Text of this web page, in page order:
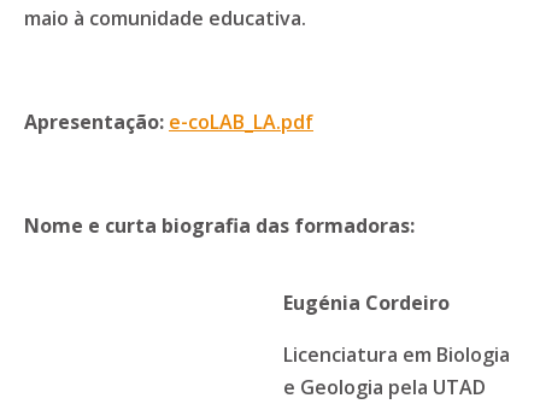
maio à comunidade educativa.
Apresentação: e-coLAB_LA.pdf
Nome e curta biografia das formadoras:
Eugénia Cordeiro
Licenciatura em Biologia
e Geologia pela UTAD